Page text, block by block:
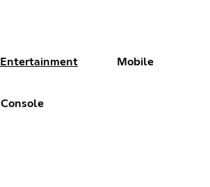
Entertainment Mobile
Console